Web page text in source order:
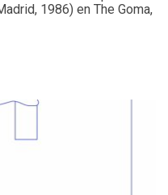
1986) en The Goma,